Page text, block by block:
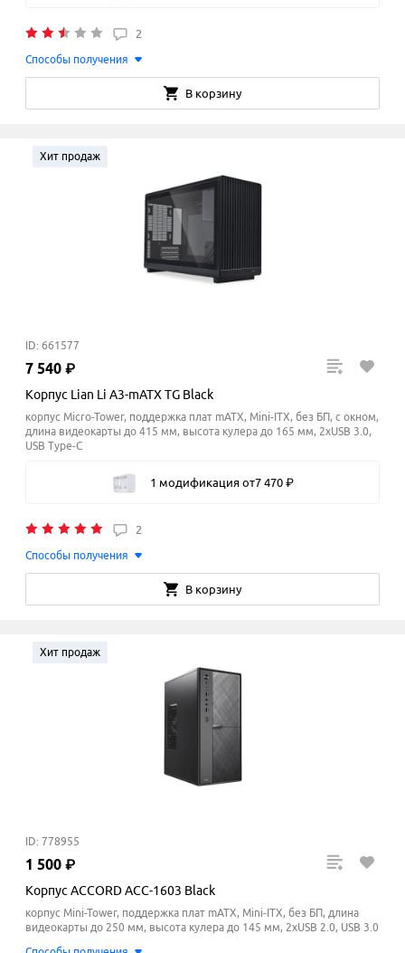
2
Способы получения
В корзину
Хит продаж
ID: 661577
7 540 ₽
Корпус Lian Li A3-mATX TG Black
корпус Micro-Tower, поддержка плат mATX, Mini-ITX, без БП, с окном,
длина видеокарты до 415 мм, высота кулера до 165 мм, 2xUSB 3.0,
USB Type-C
1 модификация от7 470 ₽
2
Способы получения
В корзину
Хит продаж
ID: 778955
1 500 ₽
Корпус ACCORD ACC-1603 Black
корпус Mini-Tower, поддержка плат mATX, Mini-ITX, без БП, длина
видеокарты до 250 мм, высота кулера до 145 мм, 2xUSB 2.0, USB 3.0